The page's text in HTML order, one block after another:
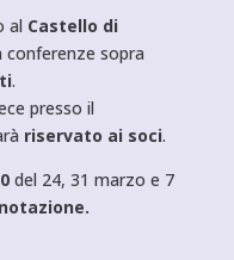
al Castello di
conferenze sopra
.
presso il
riservato ai soci.
del 24, 31 marzo e 7